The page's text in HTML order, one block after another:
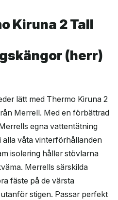
Kiruna 2 Tall
(herr)
lätt med Thermo Kiruna 2
Merrell. Med en förbättrad
egna vattentätning
alla våta vinterförhållanden
isolering håller stövlarna
Merrells särskilda
fäste på de värsta
stigen. Passar perfekt